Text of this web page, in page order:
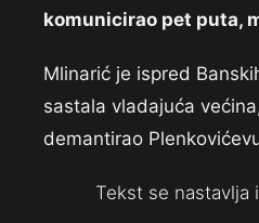
komunicirao pet puta,
Mlinarić je ispred
sastala vladajuća
demantirao
Tekst se nastavlja